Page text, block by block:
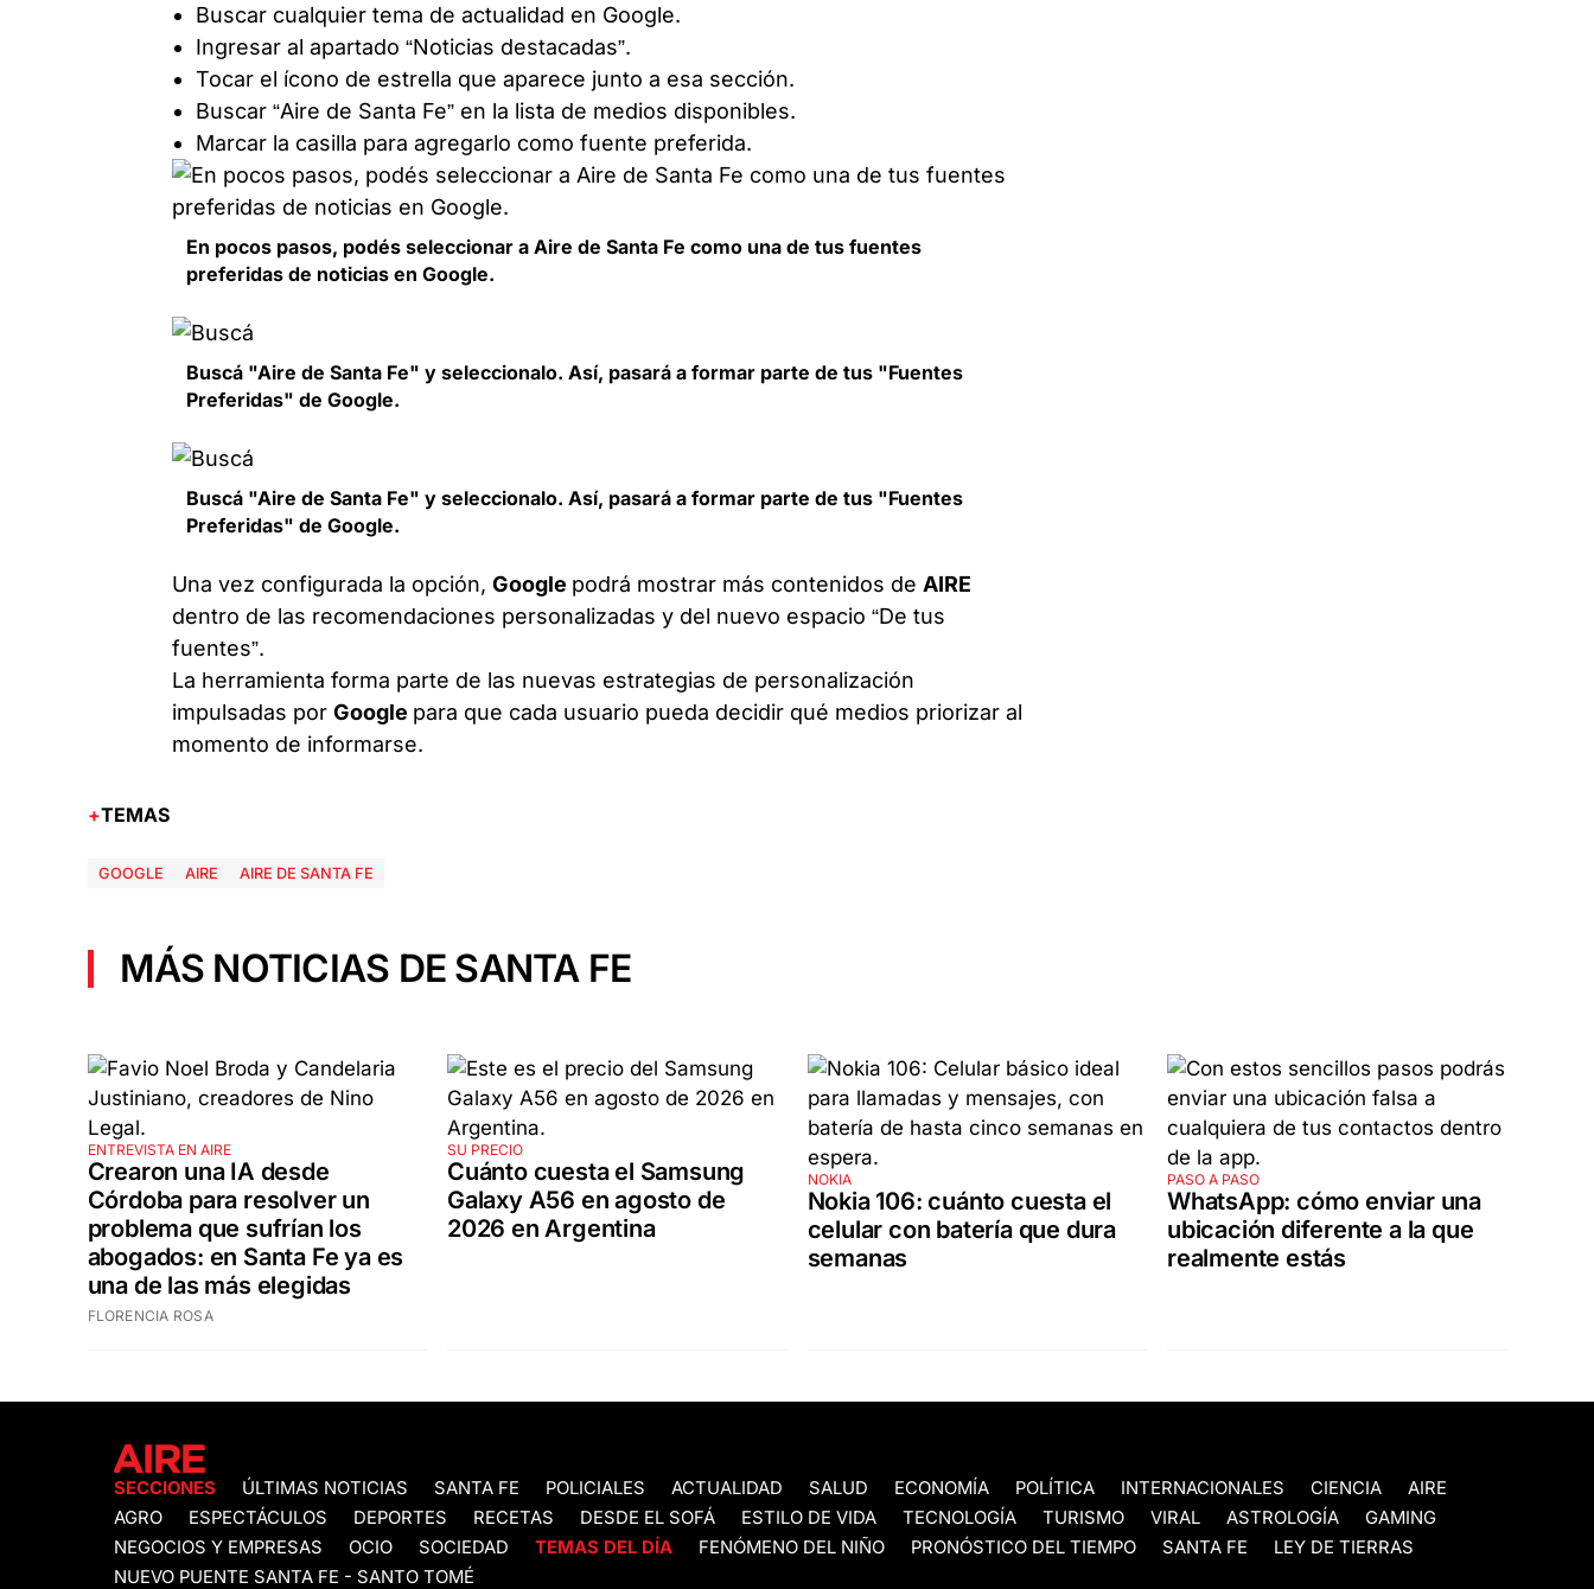
Buscar cualquier tema de actualidad en Google.
Ingresar al apartado “Noticias destacadas”.
Tocar el ícono de estrella que aparece junto a esa sección.
Buscar “Aire de Santa Fe” en la lista de medios disponibles.
Marcar la casilla para agregarlo como fuente preferida.
En pocos pasos, podés seleccionar a Aire de Santa Fe como una de tus fuentes
preferidas de noticias en Google.
Buscá "Aire de Santa Fe" y seleccionalo. Así, pasará a formar parte de tus "Fuentes
Preferidas" de Google.
Buscá "Aire de Santa Fe" y seleccionalo. Así, pasará a formar parte de tus "Fuentes
Preferidas" de Google.
Una vez configurada la opción,Google podrá mostrar más contenidos de AIRE
dentro de las recomendaciones personalizadas y del nuevo espacio “De tus
fuentes”.
La herramienta forma parte de las nuevas estrategias de personalización
impulsadas porGoogle para que cada usuario pueda decidir qué medios priorizar al
momento de informarse.
TEMAS
GOOGLE AIRE AIRE DE SANTA FE
MÁS NOTICIAS DE SANTA FE
ENTREVISTA EN AIRE
Crearon una IA desde
Córdoba para resolver un
problema que sufrían los
abogados: en Santa Fe ya es
una de las más elegidas
FLORENCIA ROSA
SU PRECIO
Cuánto cuesta el Samsung
Galaxy A56 en agosto de
2026 en Argentina
NOKIA
Nokia 106: cuánto cuesta el
celular con batería que dura
semanas
PASO A PASO
WhatsApp: cómo enviar una
ubicación diferente a la que
realmente estás
SECCIONES ÚLTIMAS NOTICIAS SANTA FE POLICIALES ACTUALIDAD SALUD ECONOMÍA POLÍTICA INTERNACIONALES CIENCIA
AIRE
AGRO
ESPECTÁCULOS DEPORTES RECETAS DESDE EL SOFÁ ESTILO DE VIDA TECNOLOGÍA TURISMO VIRAL ASTROLOGÍA
GAMING
NEGOCIOS Y EMPRESAS
OCIO SOCIEDAD TEMAS DEL DÍA FENÓMENO DEL NIÑO PRONÓSTICO DEL TIEMPO SANTA FE
LEY DE TIERRAS
NUEVO PUENTE SANTA FE - SANTO TOMÉ